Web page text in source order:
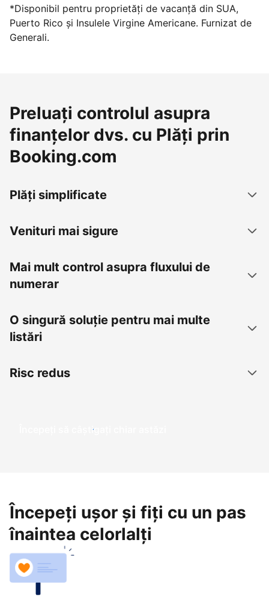
*Disponibil pentru proprietăți de vacanță din SUA,
Puerto Rico și Insulele Virgine Americane. Furnizat de
Generali.
Preluați controlul asupra
finanțelor dvs. cu Plăți prin
Booking.com
Plăți simplificate
Venituri mai sigure
Mai mult control asupra fluxului de
numerar
O singură soluție pentru mai multe
listări
Risc redus
Începeți să câștigați chiar astăzi
Începeți ușor și fiți cu un pas
înaintea celorlalți